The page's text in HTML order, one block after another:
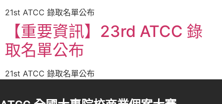
21st ATCC 錄取名單公布
【重要資訊】23rd ATCC 錄
取名單公布
21st ATCC 錄取名單公布